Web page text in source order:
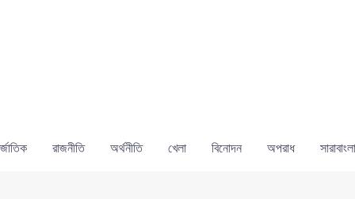
রাজনীতি অর্থনীতি খেলা বিনোদন অপরাধ সারাবাংলা